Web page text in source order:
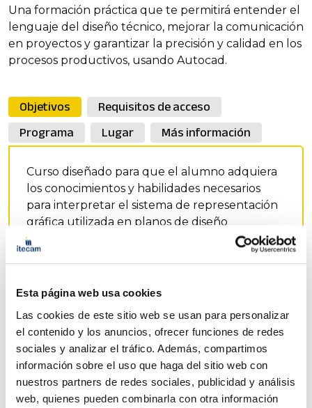
Esta página web usa cookies
Las cookies de este sitio web se usan para personalizar
el contenido y los anuncios, ofrecer funciones de redes
sociales y analizar el tráfico. Además, compartimos
información sobre el uso que haga del sitio web con
nuestros partners de redes sociales, publicidad y análisis
web, quienes pueden combinarla con otra información
Una formación práctica que te permitirá entender el
lenguaje del diseño técnico, mejorar la comunicación
en proyectos y garantizar la precisión y calidad en los
procesos productivos, usando Autocad.
Objetivos
Requisitos de acceso
Programa
Lugar Más información
Curso diseñado para que el alumno adquiera
los conocimientos y habilidades necesarios
para interpretar el sistema de representación
gráfica utilizada en planos de diseño
mecánico.
Docente